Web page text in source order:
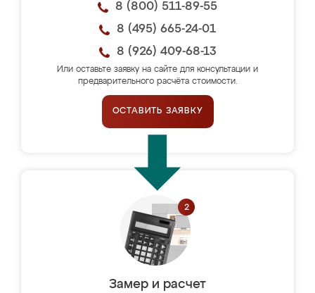
8 (800) 511-89-55
8 (495) 665-24-01
8 (926) 409-68-13
Или оставьте заявку на сайте для консультации и
предварительного расчёта стоимости.
ОСТАВИТЬ ЗАЯВКУ
Замер и расчет